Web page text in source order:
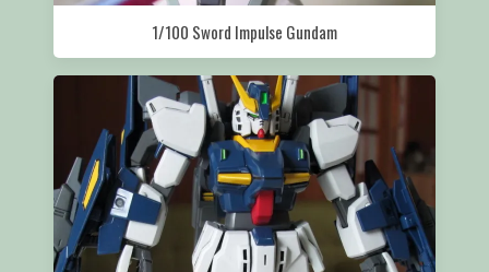
1/100 Sword Impulse Gundam